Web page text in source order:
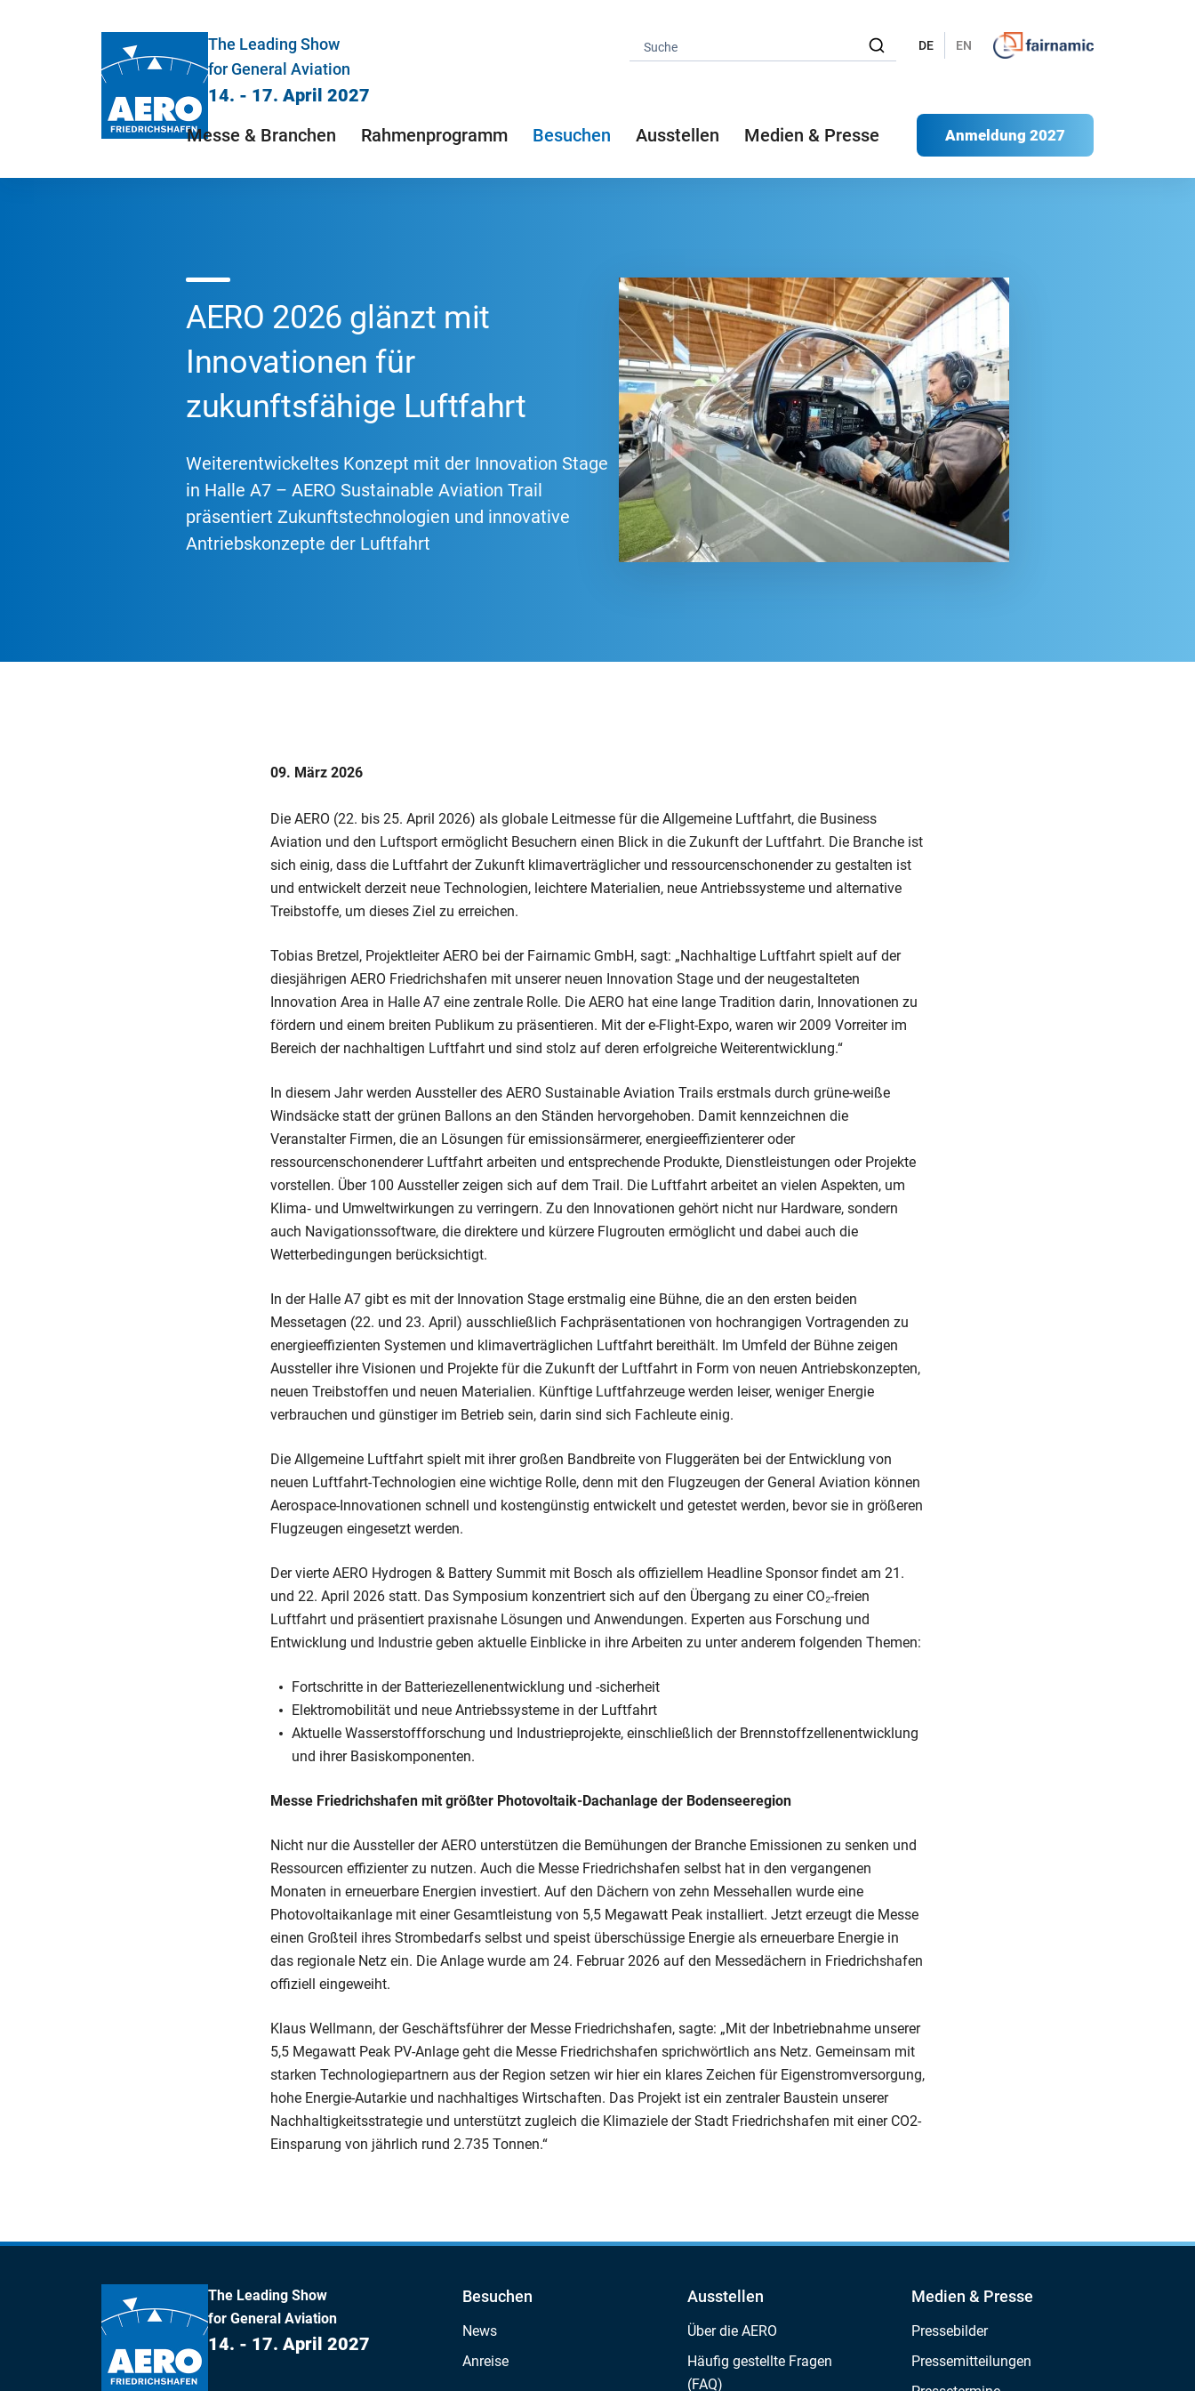
The Leading Show
for General Aviation
14. - 17. April 2027
DE EN
Messe & Branchen Rahmenprogramm Besuchen Ausstellen Medien & Presse Anmeldung 2027
AERO 2026 glänzt mit
Innovationen für
zukunftsfähige Luftfahrt
Weiterentwickeltes Konzept mit der Innovation Stage
in Halle A7 – AERO Sustainable Aviation Trail
präsentiert Zukunftstechnologien und innovative
Antriebskonzepte der Luftfahrt
09. März 2026
Die AERO (22. bis 25. April 2026) als globale Leitmesse für die Allgemeine Luftfahrt, die Business
Aviation und den Luftsport ermöglicht Besuchern einen Blick in die Zukunft der Luftfahrt. Die Branche ist
sich einig, dass die Luftfahrt der Zukunft klimaverträglicher und ressourcenschonender zu gestalten ist
und entwickelt derzeit neue Technologien, leichtere Materialien, neue Antriebssysteme und alternative
Treibstoffe, um dieses Ziel zu erreichen.
Tobias Bretzel, Projektleiter AERO bei der Fairnamic GmbH, sagt: „Nachhaltige Luftfahrt spielt auf der
diesjährigen AERO Friedrichshafen mit unserer neuen Innovation Stage und der neugestalteten
Innovation Area in Halle A7 eine zentrale Rolle. Die AERO hat eine lange Tradition darin, Innovationen zu
fördern und einem breiten Publikum zu präsentieren. Mit der e-Flight-Expo, waren wir 2009 Vorreiter im
Bereich der nachhaltigen Luftfahrt und sind stolz auf deren erfolgreiche Weiterentwicklung.“
In diesem Jahr werden Aussteller des AERO Sustainable Aviation Trails erstmals durch grüne-weiße
Windsäcke statt der grünen Ballons an den Ständen hervorgehoben. Damit kennzeichnen die
Veranstalter Firmen, die an Lösungen für emissionsärmerer, energieeffizienterer oder
ressourcenschonenderer Luftfahrt arbeiten und entsprechende Produkte, Dienstleistungen oder Projekte
vorstellen. Über 100 Aussteller zeigen sich auf dem Trail. Die Luftfahrt arbeitet an vielen Aspekten, um
Klima‑ und Umweltwirkungen zu verringern. Zu den Innovationen gehört nicht nur Hardware, sondern
auch Navigationssoftware, die direktere und kürzere Flugrouten ermöglicht und dabei auch die
Wetterbedingungen berücksichtigt.
In der Halle A7 gibt es mit der Innovation Stage erstmalig eine Bühne, die an den ersten beiden
Messetagen (22. und 23. April) ausschließlich Fachpräsentationen von hochrangigen Vortragenden zu
energieeffizienten Systemen und klimaverträglichen Luftfahrt bereithält. Im Umfeld der Bühne zeigen
Aussteller ihre Visionen und Projekte für die Zukunft der Luftfahrt in Form von neuen Antriebskonzepten,
neuen Treibstoffen und neuen Materialien. Künftige Luftfahrzeuge werden leiser, weniger Energie
verbrauchen und günstiger im Betrieb sein, darin sind sich Fachleute einig.
Die Allgemeine Luftfahrt spielt mit ihrer großen Bandbreite von Fluggeräten bei der Entwicklung von
neuen Luftfahrt-Technologien eine wichtige Rolle, denn mit den Flugzeugen der General Aviation können
Aerospace-Innovationen schnell und kostengünstig entwickelt und getestet werden, bevor sie in größeren
Flugzeugen eingesetzt werden.
Der vierte AERO Hydrogen & Battery Summit mit Bosch als offiziellem Headline Sponsor findet am 21.
und 22. April 2026 statt. Das Symposium konzentriert sich auf den Übergang zu einer CO₂-freien
Luftfahrt und präsentiert praxisnahe Lösungen und Anwendungen. Experten aus Forschung und
Entwicklung und Industrie geben aktuelle Einblicke in ihre Arbeiten zu unter anderem folgenden Themen:
Fortschritte in der Batteriezellenentwicklung und -sicherheit
Elektromobilität und neue Antriebssysteme in der Luftfahrt
Aktuelle Wasserstoffforschung und Industrieprojekte, einschließlich der Brennstoffzellenentwicklung
und ihrer Basiskomponenten.
Messe Friedrichshafen mit größter Photovoltaik-Dachanlage der Bodenseeregion
Nicht nur die Aussteller der AERO unterstützen die Bemühungen der Branche Emissionen zu senken und
Ressourcen effizienter zu nutzen. Auch die Messe Friedrichshafen selbst hat in den vergangenen
Monaten in erneuerbare Energien investiert. Auf den Dächern von zehn Messehallen wurde eine
Photovoltaikanlage mit einer Gesamtleistung von 5,5 Megawatt Peak installiert. Jetzt erzeugt die Messe
einen Großteil ihres Strombedarfs selbst und speist überschüssige Energie als erneuerbare Energie in
das regionale Netz ein. Die Anlage wurde am 24. Februar 2026 auf den Messedächern in Friedrichshafen
offiziell eingeweiht.
Klaus Wellmann, der Geschäftsführer der Messe Friedrichshafen, sagte: „Mit der Inbetriebnahme unserer
5,5 Megawatt Peak PV-Anlage geht die Messe Friedrichshafen sprichwörtlich ans Netz. Gemeinsam mit
starken Technologiepartnern aus der Region setzen wir hier ein klares Zeichen für Eigenstromversorgung,
hohe Energie-Autarkie und nachhaltiges Wirtschaften. Das Projekt ist ein zentraler Baustein unserer
Nachhaltigkeitsstrategie und unterstützt zugleich die Klimaziele der Stadt Friedrichshafen mit einer CO2-
Einsparung von jährlich rund 2.735 Tonnen.“
The Leading Show
for General Aviation
14. - 17. April 2027
Besuchen
News
Anreise
Ausstellen
Über die AERO
Häufig gestellte Fragen
(FAQ)
Medien & Presse
Pressebilder
Pressemitteilungen